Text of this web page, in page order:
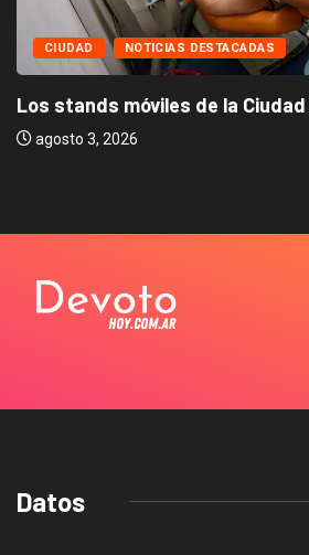
CIUDAD NOTICIAS DESTACADAS
Los stands móviles de la
agosto 3, 2026
Datos